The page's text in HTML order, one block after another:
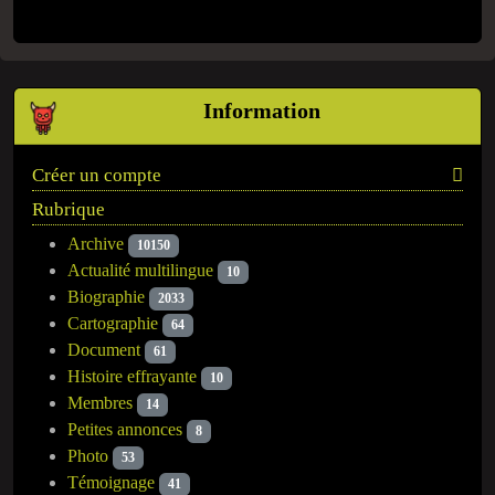
Information
Créer un compte
Rubrique
Archive 10150
Actualité multilingue 10
Biographie 2033
Cartographie 64
Document 61
Histoire effrayante 10
Membres 14
Petites annonces 8
Photo 53
Témoignage 41